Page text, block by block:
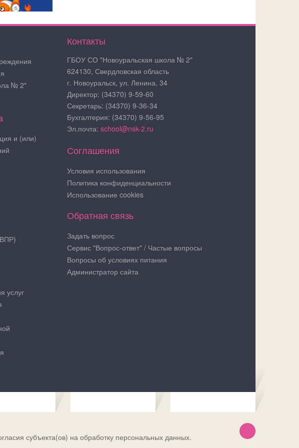
№ 2"
и (или)
услуг
Контакты
ГБОУ СО "Новоуральская школа № 2"
624130, Свердловская область
г. Новоуральск, ул. Ленина, 34
Директор: (34370) 9-59-60
Секретарь: (34370) 9-36-34
Бухгалтерия: (34370) 9-56-95
Эл.почта: school@nsk-2.ru
Соглашения
Условия использования
Политика конфиденциальности
Использование cookies
Обратная связь
Задать вопрос
Сервис "Вопрос-ответ" / Частые вопросы
Вопросы об условиях питания
Администратор сайта
субъекта(ов) на обработку персональных данных.